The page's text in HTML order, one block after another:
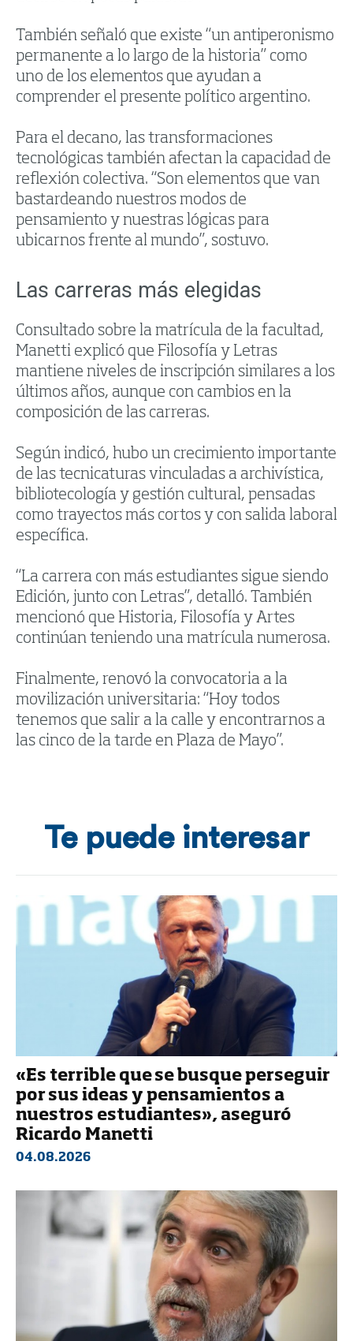
También señaló que existe “un antiperonismo
permanente a lo largo de la historia” como
uno de los elementos que ayudan a
comprender el presente político argentino.
Para el decano, las transformaciones
tecnológicas también afectan la capacidad de
reflexión colectiva. “Son elementos que van
bastardeando nuestros modos de
pensamiento y nuestras lógicas para
ubicarnos frente al mundo”, sostuvo.
Las carreras más elegidas
Consultado sobre la matrícula de la facultad,
Manetti explicó que Filosofía y Letras
mantiene niveles de inscripción similares a los
últimos años, aunque con cambios en la
composición de las carreras.
Según indicó, hubo un crecimiento importante
de las tecnicaturas vinculadas a archivística,
bibliotecología y gestión cultural, pensadas
como trayectos más cortos y con salida laboral
específica.
“La carrera con más estudiantes sigue siendo
Edición, junto con Letras”, detalló. También
mencionó que Historia, Filosofía y Artes
continúan teniendo una matrícula numerosa.
Finalmente, renovó la convocatoria a la
movilización universitaria: “Hoy todos
tenemos que salir a la calle y encontrarnos a
las cinco de la tarde en Plaza de Mayo”.
Te puede interesar
«Es terrible que se busque perseguir
por sus ideas y pensamientos a
nuestros estudiantes», aseguró
Ricardo Manetti
04.08.2026